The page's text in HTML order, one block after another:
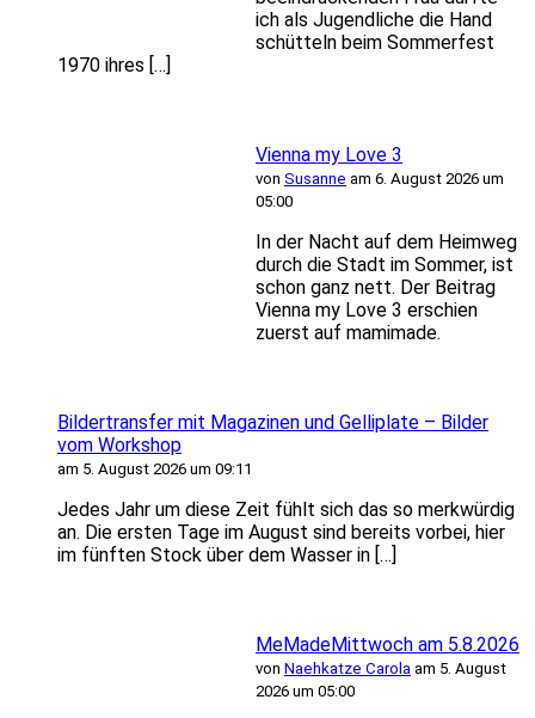
ich als Jugendliche die Hand
schütteln beim Sommerfest
1970 ihres […]
Vienna my Love 3
von Susanne am 6. August 2026 um
05:00
In der Nacht auf dem Heimweg
durch die Stadt im Sommer, ist
schon ganz nett. Der Beitrag
Vienna my Love 3 erschien
zuerst auf mamimade.
Bildertransfer mit Magazinen und Gelliplate – Bilder
vom Workshop
am 5. August 2026 um 09:11
Jedes Jahr um diese Zeit fühlt sich das so merkwürdig
an. Die ersten Tage im August sind bereits vorbei, hier
im fünften Stock über dem Wasser in […]
MeMadeMittwoch am 5.8.2026
von Naehkatze Carola am 5. August
2026 um 05:00